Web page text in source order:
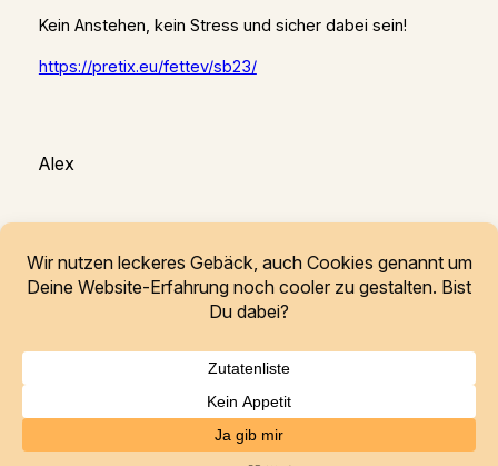
Kein Anstehen, kein Stress und sicher dabei sein!
https://pretix.eu/fettev/sb23/
Alex
Thüringen e.V.
InstagramYouTube SoundCloud TikTok Facebook